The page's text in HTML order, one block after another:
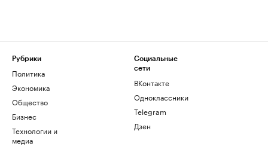
Рубрики
Политика
Экономика
Общество
Бизнес
Технологии и
медиа
Социальные
сети
ВКонтакте
Одноклассники
Telegram
Дзен